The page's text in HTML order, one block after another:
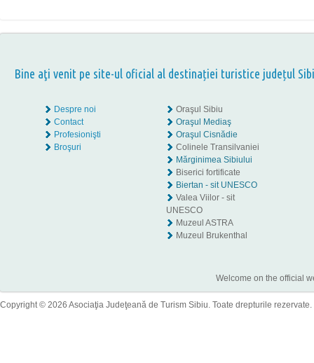
Bine aţi venit pe site-ul oficial al destinației turistice județul
Despre noi
Contact
Profesionişti
Broşuri
Oraşul Sibiu
Oraşul Mediaş
Oraşul Cisnădie
Colinele Transilvaniei
Mărginimea Sibiului
Biserici fortificate
Biertan - sit UNESCO
Valea Viilor - sit
UNESCO
Muzeul ASTRA
Muzeul Brukenthal
Welcome on the official
Copyright © 2026 Asociaţia Judeţeană de Turism Sibiu. Toate drepturile rezervate.